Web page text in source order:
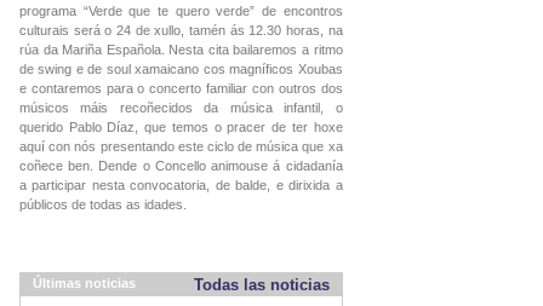
programa “Verde que te quero verde” de encontros
culturais será o 24 de xullo, tamén ás 12.30 horas, na
rúa da Mariña Española. Nesta cita bailaremos a ritmo
de swing e de soul xamaicano cos magníficos Xoubas
e contaremos para o concerto familiar con outros dos
músicos máis recoñecidos da música infantil, o
querido Pablo Díaz, que temos o pracer de ter hoxe
aquí con nós presentando este ciclo de música que xa
coñece ben. Dende o Concello animouse á cidadanía
a participar nesta convocatoria, de balde, e dirixida a
públicos de todas as idades.
Últimas noticias Todas las noticias